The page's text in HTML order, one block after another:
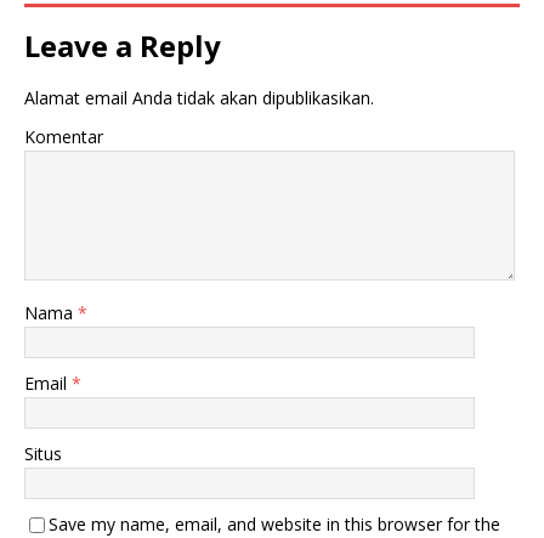
Leave a Reply
Alamat email Anda tidak akan dipublikasikan.
Komentar
Nama *
Email *
Situs
Save my name, email, and website in this browser for the